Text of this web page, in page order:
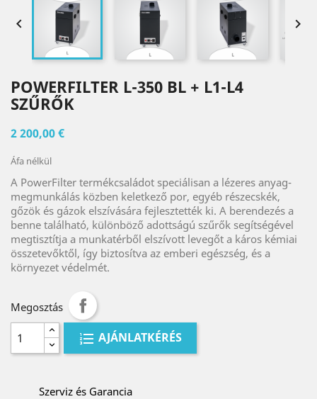
 
POWERFILTER L-350 BL + L1-L4
SZŰRŐK
2 200,00 €
Áfa nélkül
A PowerFilter termékcsaládot speciálisan a lézeres anyag-
megmunkálás közben keletkező por, egyéb részecskék,
gőzök és gázok elszívására fejlesztették ki. A berendezés a
benne található, különböző adottságú szűrők segítségével
megtisztítja a munkatérből elszívott levegőt a káros kémiai
összetevőktől, így biztosítva az emberi egészség, és a
környezet védelmét.
Megosztás
AJÁNLATKÉRÉS
Szerviz és Garancia